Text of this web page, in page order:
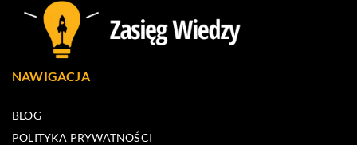
NAWIGACJA
BLOG
POLITYKA PRYWATNOŚCI